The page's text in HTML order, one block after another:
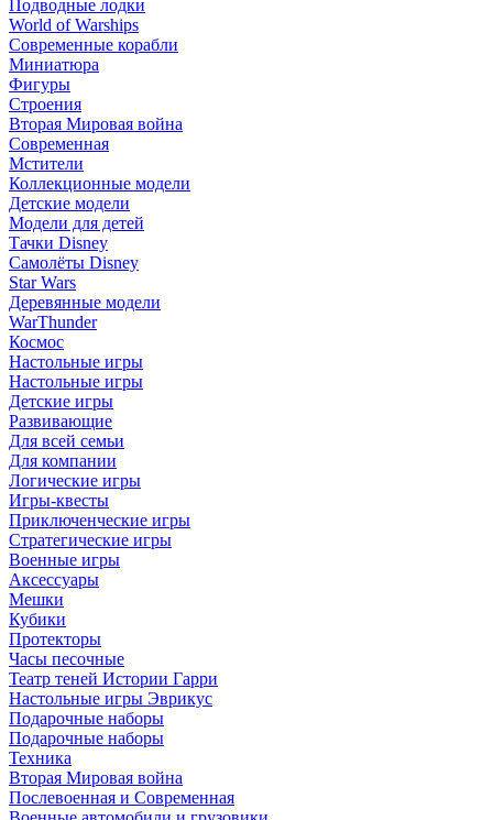
Подводные лодки
World of Warships
Современные корабли
Миниатюра
Фигуры
Строения
Вторая Мировая война
Современная
Мстители
Коллекционные модели
Детские модели
Модели для детей
Тачки Disney
Самолёты Disney
Star Wars
Деревянные модели
WarThunder
Космос
Настольные игры
Настольные игры
Детские игры
Развивающие
Для всей семьи
Для компании
Логические игры
Игры-квесты
Приключенческие игры
Стратегические игры
Военные игры
Аксессуары
Мешки
Кубики
Протекторы
Часы песочные
Театр теней Истории Гарри
Настольные игры Эврикус
Подарочные наборы
Подарочные наборы
Техника
Вторая Мировая война
Послевоенная и Современная